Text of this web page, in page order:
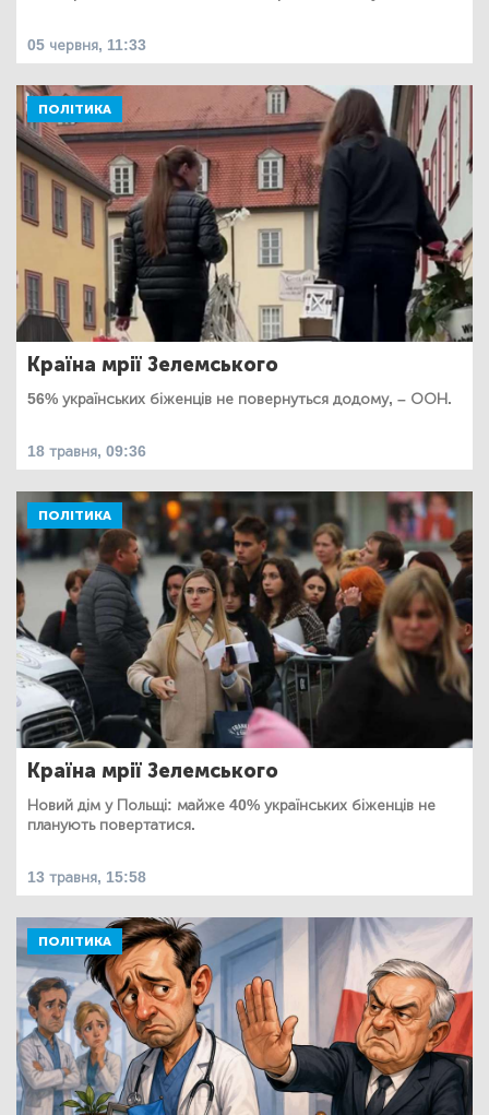
05 червня, 11:33
ПОЛІТИКА
Країна мрії Зелемського
56% українських біженців не повернуться додому, – ООН.
18 травня, 09:36
ПОЛІТИКА
Країна мрії Зелемського
Новий дім у Польщі: майже 40% українських біженців не
планують повертатися.
13 травня, 15:58
ПОЛІТИКА